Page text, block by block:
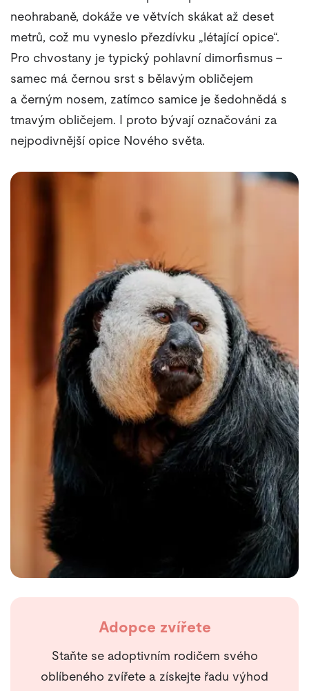
neohrabaně, dokáže ve větvích skákat až deset
metrů, což mu vyneslo přezdívku „létající opice“.
Pro chvostany je typický pohlavní dimorfismus –
samec má černou srst s bělavým obličejem
a černým nosem, zatímco samice je šedohnědá s
tmavým obličejem. I proto bývají označováni za
nejpodivnější opice Nového světa.
Adopce zvířete
Staňte se adoptivním rodičem svého
oblíbeného zvířete a získejte řadu výhod